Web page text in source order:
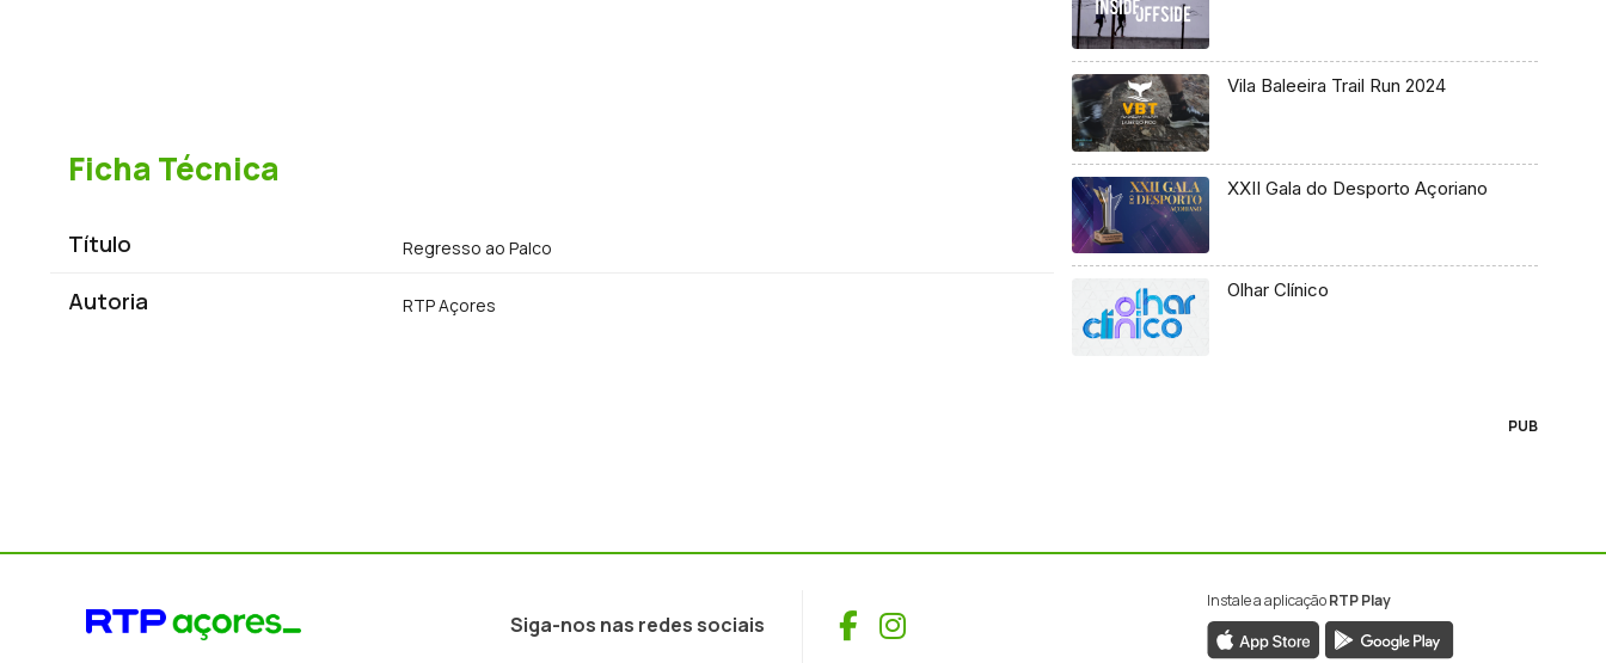
Ficha Técnica
Título Regresso ao Palco
Autoria RTP Açores
Vila Baleeira Trail Run 2024
XXII Gala do Desporto Açoriano
Olhar Clínico
PUB
Siga-nos nas redes sociais Facebook
Instagram
Instale a aplicaçãoRTP Play